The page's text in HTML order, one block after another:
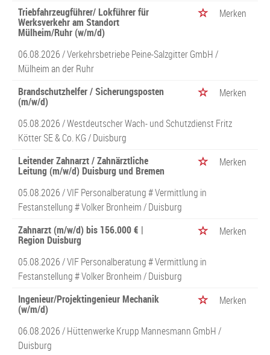
Triebfahrzeugführer/ Lokführer für
Werksverkehr am Standort
Mülheim/Ruhr (w/m/d)
Merken
06.08.2026 /Verkehrsbetriebe Peine-Salzgitter GmbH/
Mülheim an der Ruhr
Brandschutzhelfer / Sicherungsposten
(m/w/d)
Merken
05.08.2026 /Westdeutscher Wach- und Schutzdienst Fritz
Kötter SE & Co. KG/ Duisburg
Leitender Zahnarzt / Zahnärztliche
Leitung (m/w/d) Duisburg und Bremen
Merken
05.08.2026 /VIF Personalberatung # Vermittlung in
Festanstellung # Volker Bronheim/ Duisburg
Zahnarzt (m/w/d) bis 156.000 € |
Region Duisburg
Merken
05.08.2026 /VIF Personalberatung # Vermittlung in
Festanstellung # Volker Bronheim/ Duisburg
Ingenieur/Projektingenieur Mechanik
(w/m/d)
Merken
06.08.2026 /Hüttenwerke Krupp Mannesmann GmbH/
Duisburg